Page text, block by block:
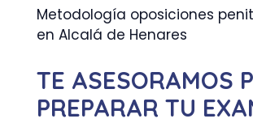
Metodología oposiciones
en Alcalá de Henares
TE ASESORAMOS
PREPARAR TU